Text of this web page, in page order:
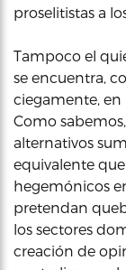
proselitistas a
Tampoco el
se encuentra,
ciegamente,
Como
alternativos
equivalente
hegemónicos
pretendan
los sectores
creación de